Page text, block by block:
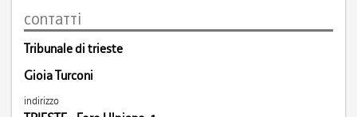
contatti
Tribunale di trieste
Gioia Turconi
indirizzo